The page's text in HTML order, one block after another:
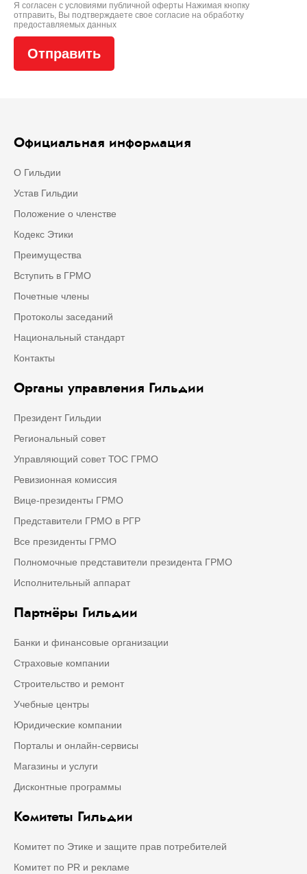
Я согласен с условиями публичной оферты Нажимая кнопку
отправить, Вы подтверждаете свое согласие на обработку
предоставляемых данных
Официальная информация
О Гильдии
Устав Гильдии
Положение о членстве
Кодекс Этики
Преимущества
Вступить в ГРМО
Почетные члены
Протоколы заседаний
Национальный стандарт
Контакты
Органы управления Гильдии
Президент Гильдии
Региональный совет
Управляющий совет ТОС ГРМО
Ревизионная комиссия
Вице-президенты ГРМО
Представители ГРМО в РГР
Все президенты ГРМО
Полномочные представители президента ГРМО
Исполнительный аппарат
Партнёры Гильдии
Банки и финансовые организации
Страховые компании
Строительство и ремонт
Учебные центры
Юридические компании
Порталы и онлайн-сервисы
Магазины и услуги
Дисконтные программы
Комитеты Гильдии
Комитет по Этике и защите прав потребителей
Комитет по PR и рекламе